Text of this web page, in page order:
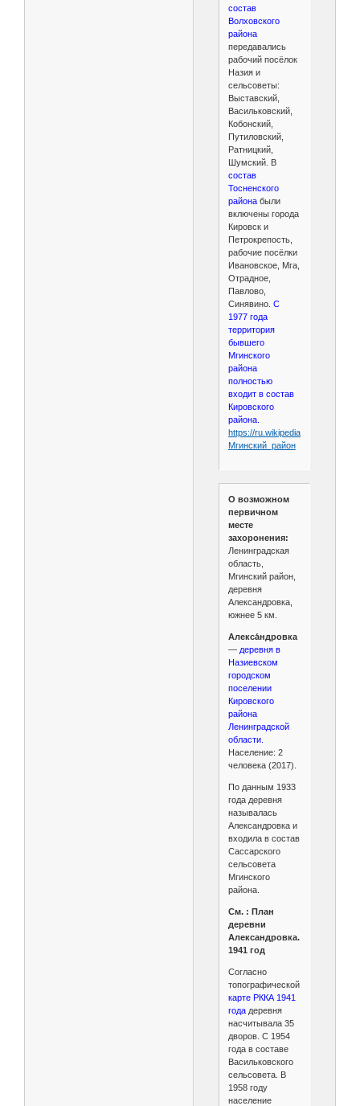
состав
Волховского
района
передавались
рабочий посёлок
Назия и
сельсоветы:
Выставский,
Васильковский,
Кобонский,
Путиловский,
Ратницкий,
Шумский. В
состав
Тосненского
районабыли
включены города
Кировск и
Петрокрепость,
рабочие посёлки
Ивановское, Мга,
Отрадное,
Павлово,
Синявино. С
1977 года
территория
бывшего
Мгинского
района
полностью
входит в состав
Кировского
района.
https://ru.wikipedia.org/wiki/
Мгинский_район
О возможном
первичном
месте
захоронения:
Ленинградская
область,
Мгинский район,
деревня
Александровка,
южнее 5 км.
Алекса́ндровка
— деревня в
Назиевском
городском
поселении
Кировского
района
Ленинградской
области.
Население: 2
человека (2017).
По данным 1933
года деревня
называлась
Александровка и
входила в состав
Сассарского
сельсовета
Мгинского
района.
См. : План
деревни
Александровка.
1941 год
Согласно
топографической
карте РККА 1941
годадеревня
насчитывала 35
дворов. С 1954
года в составе
Васильковского
сельсовета. В
1958 году
население